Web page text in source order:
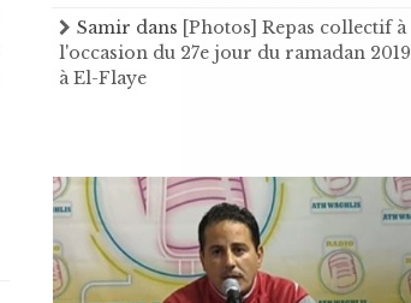
Samir dans [Photos] Repas collectif à
l'occasion du 27e jour du ramadan 2019
à El-Flaye